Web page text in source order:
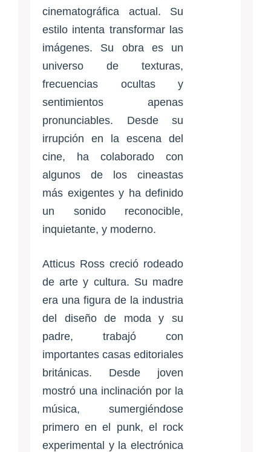
cinematográfica actual. Su
estilo intenta transformar las
imágenes. Su obra es un
universo de texturas,
frecuencias ocultas y
sentimientos apenas
pronunciables. Desde su
irrupción en la escena del
cine, ha colaborado con
algunos de los cineastas
más exigentes y ha definido
un sonido reconocible,
inquietante, y moderno.
Atticus Ross creció rodeado
de arte y cultura. Su madre
era una figura de la industria
del diseño de moda y su
padre, trabajó con
importantes casas editoriales
británicas. Desde joven
mostró una inclinación por la
música, sumergiéndose
primero en el punk, el rock
experimental y la electrónica